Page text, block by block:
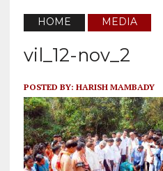
HOME MEDIA
vil_12-nov_2
POSTED BY: HARISH MAMBADY